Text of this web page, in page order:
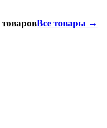
Все товары →